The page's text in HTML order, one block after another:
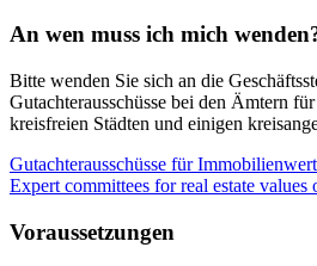
An wen muss ich mich
Bitte wenden Sie sich an die
Gutachterausschüsse bei den Ämtern
kreisfreien Städten und einigen
Gutachterausschüsse für
Expert committees for real estate values
Voraussetzungen